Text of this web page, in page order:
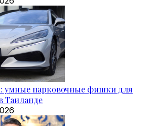
умные парковочные фишки для
Таиланде